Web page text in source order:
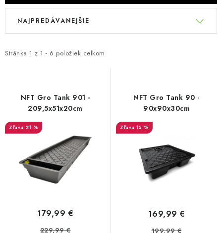
Podmienky o ochrane osobných údajov
V
i
d
u
Stránka 1 z 1 - 6 položiek celkom
R
e
r
o
NAJPREDÁVANEJŠIE
NFT Gro Tank 901 -
209,5x51x20cm
21 %
179,99 €
229,99 €
NFT Gro Tank 90 -
90x90x30cm
15 %
169,99 €
199,99 €